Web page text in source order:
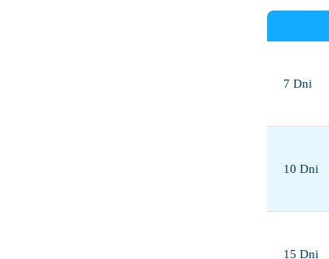
7 Dni
10 Dni
15 Dni